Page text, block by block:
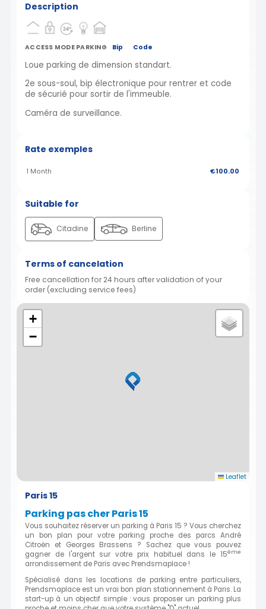
Description
ACCESS MODE PARKING Bip Code
Loue parking de dimension standart.
2e sous-soul, bip électronique pour rentrer et code
de sécurié pour sortir de l'immeuble.
Caméra de surveillance.
Rate exemples
1 Month €100.00
Suitable for
Citadine Berline
Terms of cancelation
Free cancellation for 24 hours after validation of your
order (excluding service fees)
+
−
Leaflet
Paris 15
Parking pas cher Paris 15
Vous souhaitez réserver un parking à Paris 15 ? Vous cherchez
un bon plan pour votre parking proche des parcs André
Citroën et Georges Brassens ? Sachez que vous pouvez
gagner de l'argent sur votre prix habituel dans le 15ème
arrondissement de Paris avec Prendsmaplace !
Spécialisé dans les locations de parking entre particuliers,
Prendsmaplace est un vrai bon plan stationnement à Paris. La
start-up à un objectif simple : vous proposer un parking plus